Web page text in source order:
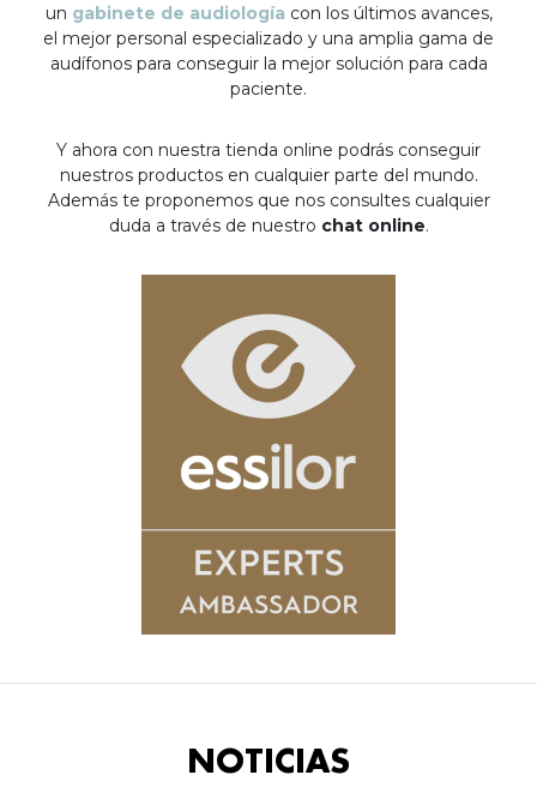
un gabinete de audiología con los últimos avances,
el mejor personal especializado y una amplia gama de
audífonos para conseguir la mejor solución para cada
paciente.
Y ahora con nuestra tienda online podrás conseguir
nuestros productos en cualquier parte del mundo.
Además te proponemos que nos consultes cualquier
duda a través de nuestro chat online.
NOTICIAS